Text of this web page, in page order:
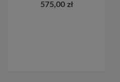
575,00 zł